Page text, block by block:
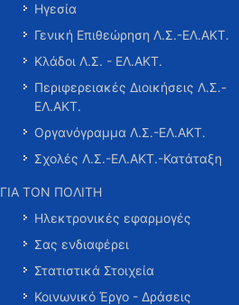
Ηγεσία
Γενική Επιθεώρηση Λ.Σ.-ΕΛ.ΑΚΤ.
Κλάδοι Λ.Σ. - ΕΛ.ΑΚΤ.
Περιφερειακές Διοικήσεις Λ.Σ.-
ΕΛ.ΑΚΤ.
Οργανόγραμμα Λ.Σ.-ΕΛ.ΑΚΤ.
Σχολές Λ.Σ.-ΕΛ.ΑΚΤ.-Κατάταξη
ΓΙΑ ΤΟΝ ΠΟΛΙΤΗ
Ηλεκτρονικές εφαρμογές
Σας ενδιαφέρει
Στατιστικά Στοιχεία
Κοινωνικό Έργο - Δράσεις